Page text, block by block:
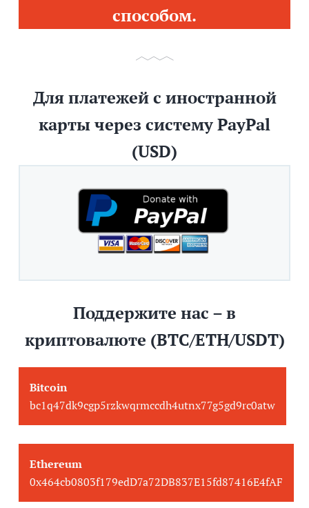
способом.
Для платежей с иностранной
карты через систему PayPal
(USD)
Поддержите нас – в
криптовалюте (BTC/ETH/USDT)
Bitcoin
bc1q47dk9cgp5rzkwqrmccdh4utnx77g5gd9rc0atw
Ethereum
0x464cb0803f179edD7a72DB837E15fd87416E4fAF